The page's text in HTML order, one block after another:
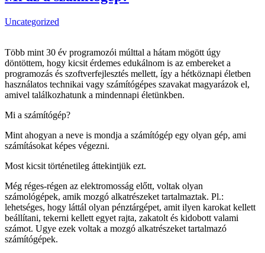
Uncategorized
Több mint 30 év programozói múlttal a hátam mögött úgy
döntöttem, hogy kicsit érdemes edukálnom is az embereket a
programozás és szoftverfejlesztés mellett, így a hétköznapi életben
használatos technikai vagy számítógépes szavakat magyarázok el,
amivel találkozhatunk a mindennapi életünkben.
Mi a számítógép?
Mint ahogyan a neve is mondja a számítógép egy olyan gép, ami
számításokat képes végezni.
Most kicsit történetileg áttekintjük ezt.
Még réges-régen az elektromosság előtt, voltak olyan
számológépek, amik mozgó alkatrészeket tartalmaztak. Pl.:
lehetséges, hogy láttál olyan pénztárgépet, amit ilyen karokat kellett
beállítani, tekerni kellett egyet rajta, zakatolt és kidobott valami
számot. Ugye ezek voltak a mozgó alkatrészeket tartalmazó
számítógépek.